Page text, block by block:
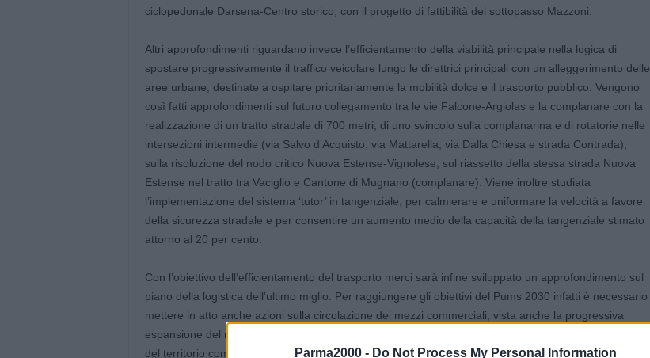
Parma2000 - Do Not Process My Personal Information
ciclopedonale Darsena-Centro storico, con il progetto di fattibilità del sottopasso Mazzoni.
Altri approfondimenti riguardano invece l’efficientamento della viabilità principale nella logica di
spostare progressivamente il traffico veicolare lungo le direttrici principali con un alleggerimento delle
aree urbane, destinate a ospitare prioritariamente la mobilità dolce e il trasporto pubblico. Vengono
così fatti approfondimenti sul futuro collegamento tra le vie Falcone-Argiolas e la complanare con la
realizzazione di un tratto stradale di 700 metri, di uno svincolo sulla complanarina e di rotatorie nelle
intersezioni intermedie (via Salvo d’Acquisto, via Mattarella, via Dalla Chiesa e strada Contrada);
sulla risoluzione del nodo critico Nuova Estense-Vignolese; sul riassetto della stessa strada Nuova
Estense nel tratto tra Vaciglio e Cantone di Mugnano (complanare). Viene inoltre studiata
l’implementazione del sistema ‘tutor’ in tangenziale, per calmierare e uniformare la velocità a favore
della sicurezza stradale e per consentire un aumento medio della capacità della tangenziale stimato
attorno al 20 per cento.
Con l’obiettivo dell’efficientamento del trasporto merci sarà infine sviluppato un approfondimento sul
piano della logistica dell’ultimo miglio. Per raggiungere gli obiettivi del Pums 2030 infatti è necessario
mettere in atto anche azioni sulla circolazione dei mezzi commerciali, vista anche la progressiva
espansione del mercato dell’e-commerce, rivedendo il sistema di distribuzione delle merci all’interno
del territorio comunale.